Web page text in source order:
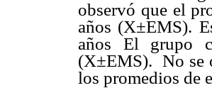
observó que el
años (X±EMS).
años El grupo
(X±EMS). No se
los promedios de